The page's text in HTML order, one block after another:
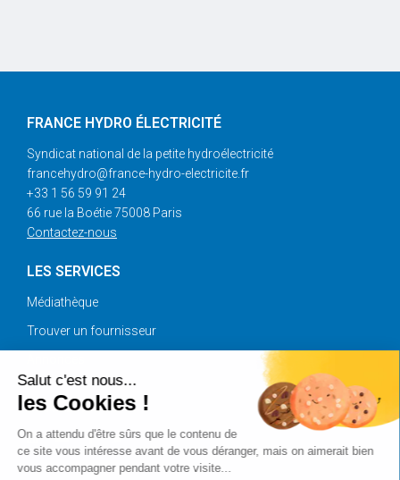
FRANCE HYDRO ÉLECTRICITÉ
Syndicat national de la petite hydroélectricité
francehydro@france-hydro-electricite.fr
+33 1 56 59 91 24
66 rue la Boétie 75008 Paris
Contactez-nous
LES SERVICES
Médiathèque
Trouver un fournisseur
SUIVEZ-NOUS
Salut c'est nous...
les Cookies !
On a attendu d'être sûrs que le contenu de
ce site vous intéresse avant de vous déranger, mais on aimerait bien
vous accompagner pendant votre visite...